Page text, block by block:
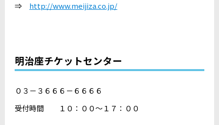
⇒ http://www.meijiza.co.jp/
明治座チケットセンター
０３－３６６６－６６６６
受付時間 １０：００～１７：００